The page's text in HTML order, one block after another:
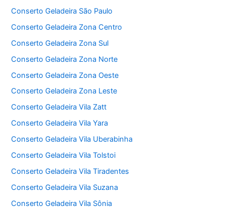
Conserto Geladeira São Paulo
Conserto Geladeira Zona Centro
Conserto Geladeira Zona Sul
Conserto Geladeira Zona Norte
Conserto Geladeira Zona Oeste
Conserto Geladeira Zona Leste
Conserto Geladeira Vila Zatt
Conserto Geladeira Vila Yara
Conserto Geladeira Vila Uberabinha
Conserto Geladeira Vila Tolstoi
Conserto Geladeira Vila Tiradentes
Conserto Geladeira Vila Suzana
Conserto Geladeira Vila Sônia